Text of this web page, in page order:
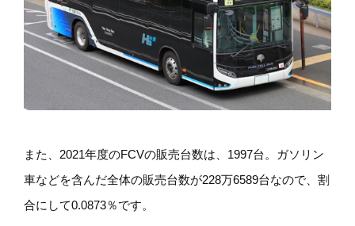
また、2021年度のFCVの販売台数は、1997台。ガソリン
車などを含んだ全体の販売台数が228万6589台なので、割
合にして0.0873％です。